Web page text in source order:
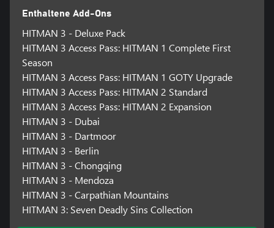
Enthaltene Add-Ons
HITMAN 3 - Deluxe Pack
HITMAN 3 Access Pass: HITMAN 1 Complete First
Season
HITMAN 3 Access Pass: HITMAN 1 GOTY Upgrade
HITMAN 3 Access Pass: HITMAN 2 Standard
HITMAN 3 Access Pass: HITMAN 2 Expansion
HITMAN 3 - Dubai
HITMAN 3 - Dartmoor
HITMAN 3 - Berlin
HITMAN 3 - Chongqing
HITMAN 3 - Mendoza
HITMAN 3 - Carpathian Mountains
HITMAN 3: Seven Deadly Sins Collection